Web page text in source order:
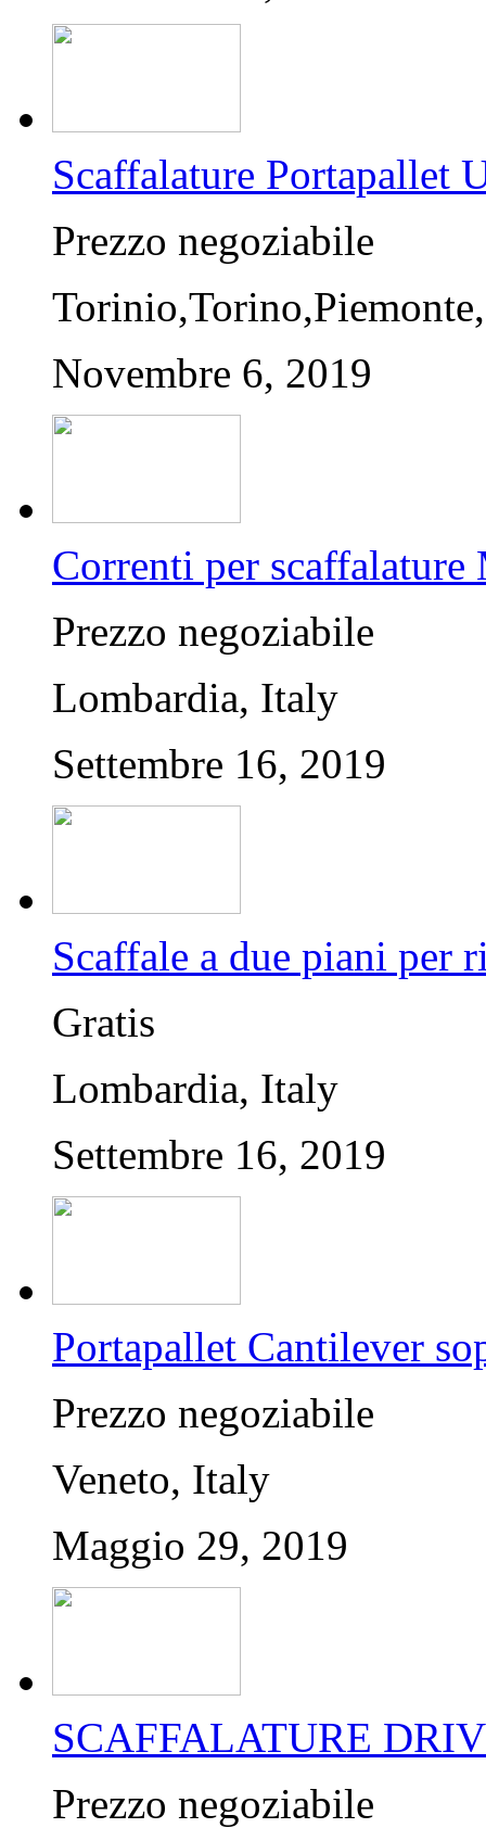
Scaffalature Portapallet
Prezzo negoziabile
Novembre 6, 2019
Correnti per
Prezzo negoziabile
Lombardia, Italy
Settembre 16, 2019
Scaffale a due piani per
Gratis
Lombardia, Italy
Settembre 16, 2019
Portapallet Cantilever
Prezzo negoziabile
Veneto, Italy
Maggio 29, 2019
SCAFFALATURE
Prezzo negoziabile